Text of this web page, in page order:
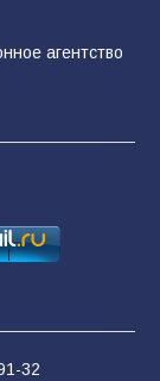
агентство
32